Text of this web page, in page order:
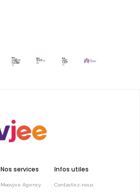
Nos services
Moovjee Agency
Infos utiles
Contactez-nous